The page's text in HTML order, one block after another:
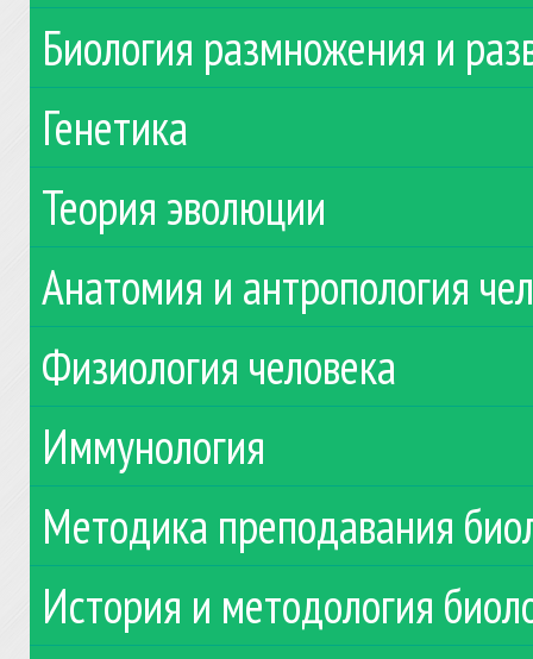
Биология размножения и
Генетика
Теория эволюции
Анатомия и антропология
Физиология человека
Иммунология
Методика преподавания
История и методология